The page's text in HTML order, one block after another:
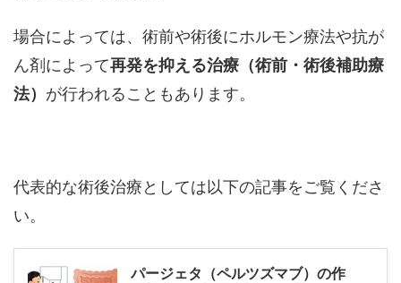
場合によっては、術前や術後にホルモン療法や抗が
ん剤によって再発を抑える治療（術前・術後補助療
法） が行われることもあります。
代表的な術後治療としては以下の記事をご覧くださ
い。
パージェタ（ペルツズマブ）の作